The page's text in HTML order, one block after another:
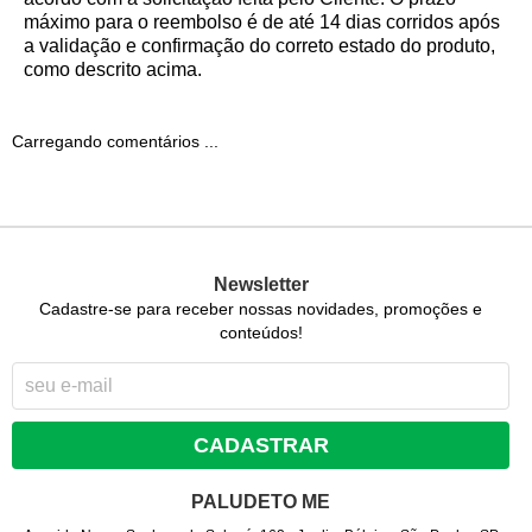
máximo para o reembolso é de até 14 dias corridos após
a validação e confirmação do correto estado do produto,
como descrito acima.
Carregando comentários ...
Newsletter
Cadastre-se para receber nossas novidades, promoções e
conteúdos!
CADASTRAR
PALUDETO ME